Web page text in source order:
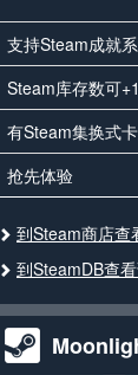
支持Steam成就
Steam库存数可+1
有Steam集换式
抢先体验
到Steam商店查
到SteamDB查